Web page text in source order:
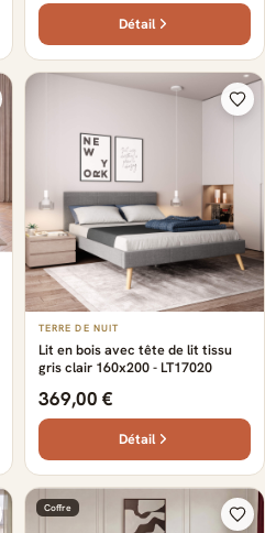
Détail
TERRE DE NUIT
Lit en bois avec tête de lit tissu
gris clair 160x200 - LT17020
369,00 €
Détail
Coffre